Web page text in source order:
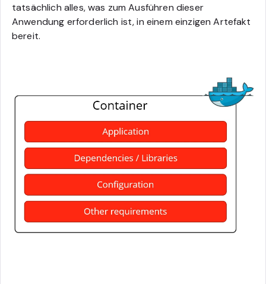
tatsächlich alles, was zum Ausführen dieser
Anwendung erforderlich ist, in einem einzigen Artefakt
bereit.